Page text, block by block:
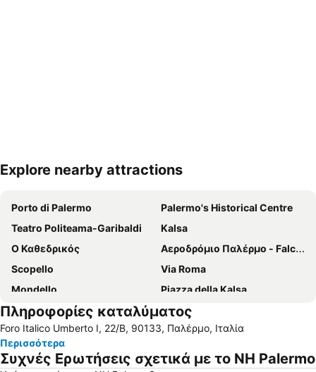
Ανάπτυξη χάρτη
Explore nearby attractions
Porto di Palermo
Palermo's Historical Centre
Teatro Politeama-Garibaldi
Kalsa
Ο Καθεδρικός
Αεροδρόμιο Παλέρμο - Falcone E Borsellino
Scopello
Via Roma
Mondello
Piazza della Kalsa
Foro Italico
Stazione Centrale
Quattro Canti
Chiostro di Monreale
Πληροφορίες καταλύματος
Foro Italico Umberto I, 22/B, 90133, Παλέρμο, Ιταλία
Περισσότερα
Συχνές Ερωτήσεις σχετικά με το NH Palermo